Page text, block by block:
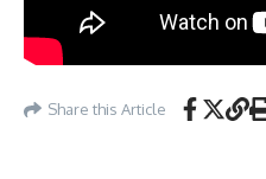
Share this Article